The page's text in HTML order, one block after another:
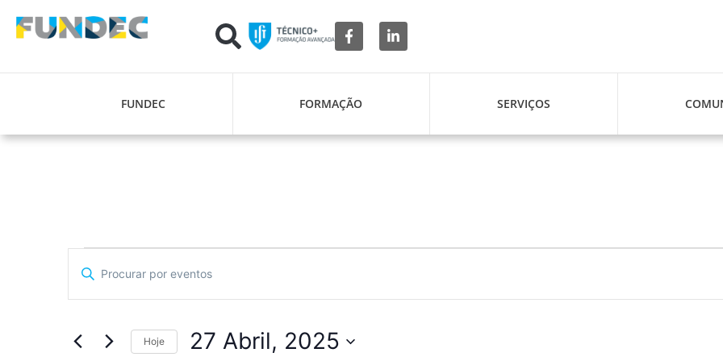
FUNDEC FORMAÇÃO SERVIÇOS
Navegação
de
pesquisa
Digite
chave.
Eventos
Hoje 27 Abril, 2025